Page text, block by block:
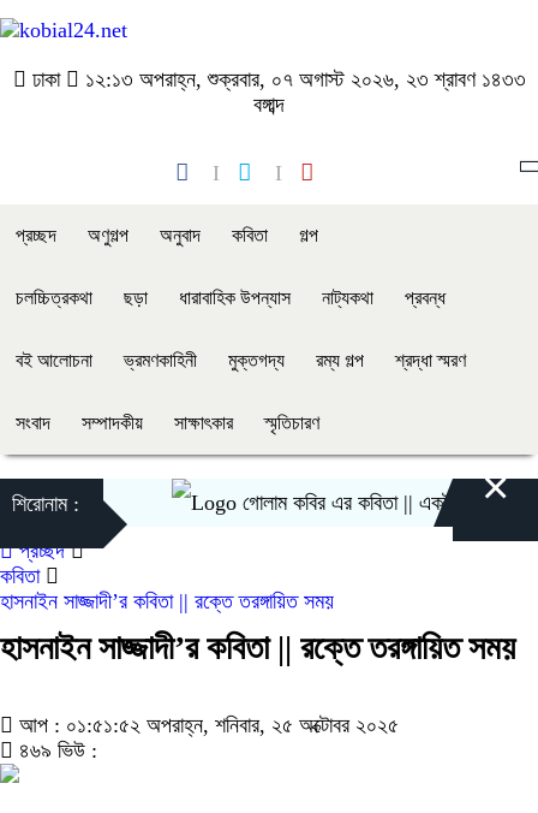
ঢাকা
১২:১৩ অপরাহ্ন, শুক্রবার, ০৭ অগাস্ট ২০২৬, ২৩ শ্রাবণ ১৪৩৩
বঙ্গাব্দ
প্রচ্ছদ অণুগল্প অনুবাদ কবিতা গল্প
চলচ্চিত্রকথা ছড়া ধারাবাহিক উপন্যাস নাট্যকথা প্রবন্ধ
বই আলোচনা ভ্রমণকাহিনী মুক্তগদ্য রম্য গল্প শ্রদ্ধা স্মরণ
সংবাদ সম্পাদকীয় সাক্ষাৎকার স্মৃতিচারণ
শিরোনাম : গোলাম কবির এর কবিতা || একটা কাঙ্ক্ষিত×
প্রচ্ছদ
কবিতা
হাসনাইন সাজ্জাদী’র কবিতা || রক্তে তরঙ্গায়িত সময়
হাসনাইন সাজ্জাদী’র কবিতা || রক্তে তরঙ্গায়িত সময়
আপ : ০১:৫১:৫২ অপরাহ্ন, শনিবার, ২৫ অক্টোবর ২০২৫
৪৬৯ ভিউ :